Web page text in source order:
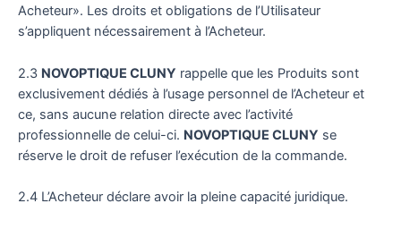
Acheteur». Les droits et obligations de l’Utilisateur
s’appliquent nécessairement à l’Acheteur.
2.3 NOVOPTIQUE CLUNY rappelle que les Produits sont
exclusivement dédiés à l’usage personnel de l’Acheteur et
ce, sans aucune relation directe avec l’activité
professionnelle de celui-ci. NOVOPTIQUE CLUNY se
réserve le droit de refuser l’exécution de la commande.
2.4 L’Acheteur déclare avoir la pleine capacité juridique.